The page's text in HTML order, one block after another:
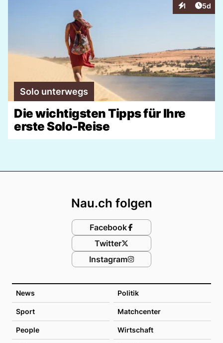
1
Interaktionen
5d
Solo unterwegs
Die wichtigsten Tipps für Ihre
erste Solo-Reise
News Politik
Sport Matchcenter
People Wirtschaft
Nau.ch folgen
Facebook
Twitter
Instagram